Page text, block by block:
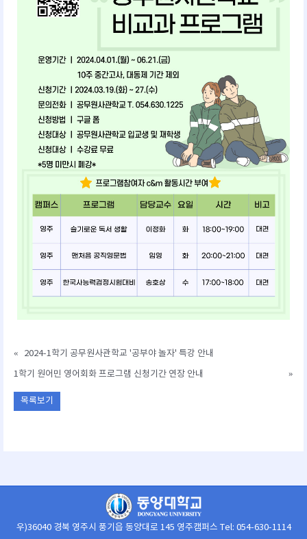
«
2024-1학기 공무원사관학교 '공부야 놀자' 특강 안내
1학기 원어민 영어회화 프로그램 신청기간 연장 안내
»
목록보기
우)36040 경북 영주시 풍기읍 동양대로 145 영주캠퍼스 Tel: 054-630-1114